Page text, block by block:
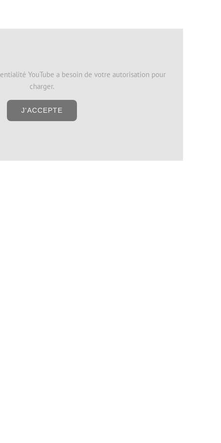
YouTube a besoin de votre autorisation pour
charger.
J'ACCEPTE